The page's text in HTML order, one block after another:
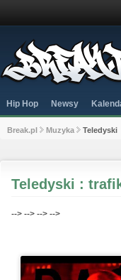
Hip Hop Newsy
Break.pl Muzyka Teledyski
Teledyski :
--> --> --> -->